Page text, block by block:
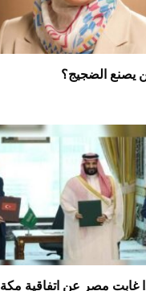
يصنع الضجيج؟
غابت مصر عن اتفاقية مكة